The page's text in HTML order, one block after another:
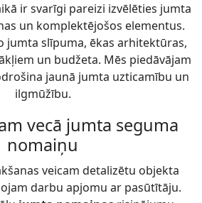
ir svarīgi pareizi izvēlēties jumta
un komplektējošos elementus.
jumta slīpuma, ēkas arhitektūras,
un budžeta. Mēs piedāvājam
jaunā jumta uzticamību un
ilgmūžību.
vecā jumta seguma
nomaiņu
veicam detalizētu objekta
darbu apjomu ar pasūtītāju.